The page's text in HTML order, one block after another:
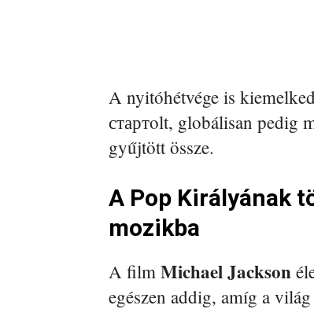
A nyitóhétvége is
стартolt, globálisan pedig
gyűjtött össze.
A Pop Királyának
mozikba
A film Michael Jackson
egészen addig, amíg a